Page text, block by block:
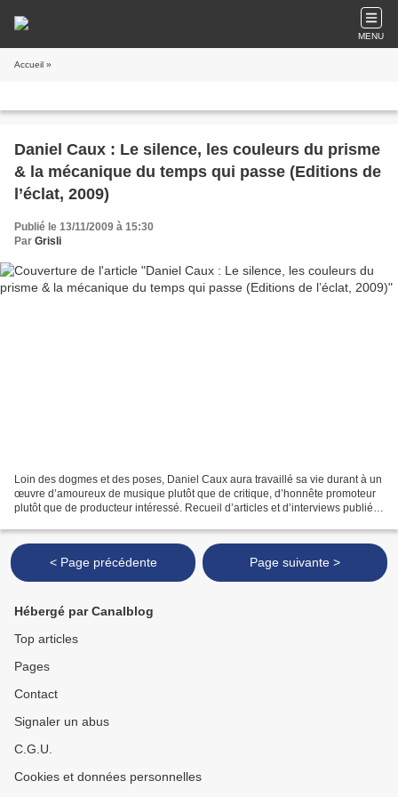
MENU
Accueil »
Daniel Caux : Le silence, les couleurs du prisme
& la mécanique du temps qui passe (Editions de
l’éclat, 2009)
Publié le 13/11/2009 à 15:30
Par Grisli
Loin des dogmes et des poses, Daniel Caux aura travaillé sa vie durant à un
œuvre d’amoureux de musique plutôt que de critique, d’honnête promoteur
plutôt que de producteur intéressé. Recueil d’articles et d’interviews publiés
< Page précédente Page suivante >
Hébergé par Canalblog
Top articles
Pages
Contact
Signaler un abus
C.G.U.
Cookies et données personnelles